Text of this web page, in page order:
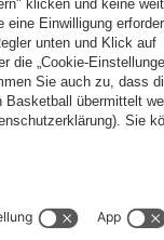
und -kerzen,
kleine Fahrradtour
das eine
werden kann. Ich
Kälte keine Rolle